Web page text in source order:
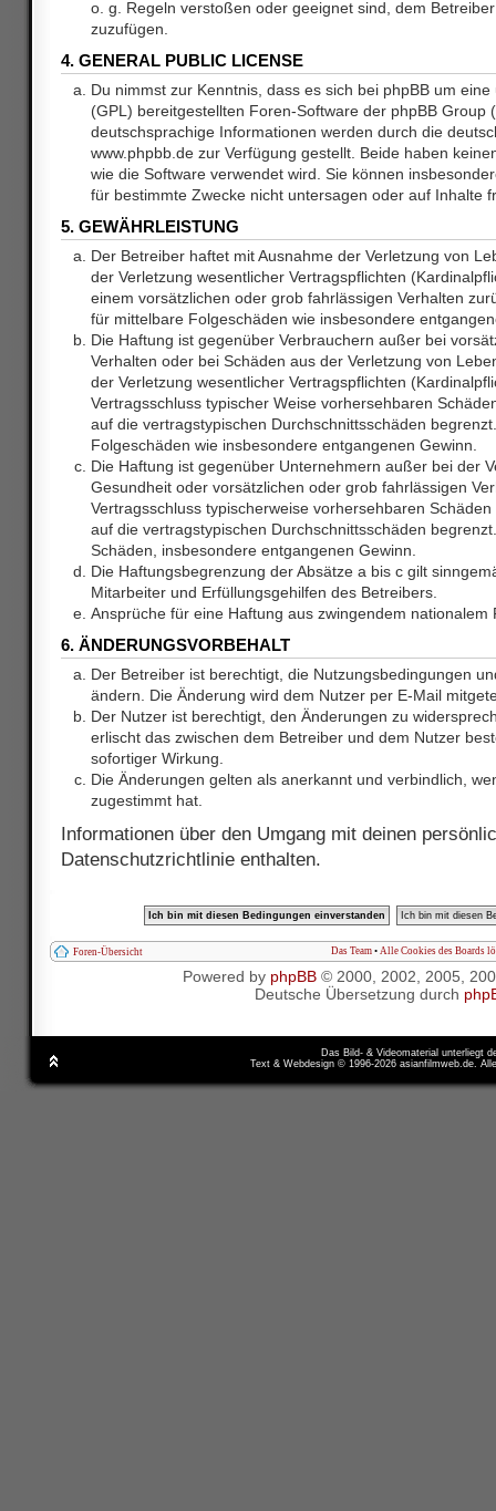
o. g. Regeln verstoßen oder geeignet sind, dem
zuzufügen.
4. GENERAL PUBLIC LICENSE
Du nimmst zur Kenntnis, dass es sich bei phpBB um
(GPL) bereitgestellten Foren-Software der phpBB Group
deutschsprachige Informationen werden durch die
www.phpbb.de zur Verfügung gestellt. Beide haben
wie die Software verwendet wird. Sie können
für bestimmte Zwecke nicht untersagen oder auf Inhalte
5. GEWÄHRLEISTUNG
Der Betreiber haftet mit Ausnahme der Verletzung von
der Verletzung wesentlicher Vertragspflichten
einem vorsätzlichen oder grob fahrlässigen Verhalten
für mittelbare Folgeschäden wie insbesondere
Die Haftung ist gegenüber Verbrauchern außer bei
Verhalten oder bei Schäden aus der Verletzung von
der Verletzung wesentlicher Vertragspflichten
Vertragsschluss typischer Weise vorhersehbaren
auf die vertragstypischen Durchschnittsschäden
Folgeschäden wie insbesondere entgangenen Gewinn.
Die Haftung ist gegenüber Unternehmern außer bei der
Gesundheit oder vorsätzlichen oder grob fahrlässigen
Vertragsschluss typischerweise vorhersehbaren
auf die vertragstypischen Durchschnittsschäden
Schäden, insbesondere entgangenen Gewinn.
Die Haftungsbegrenzung der Absätze a bis c gilt
Mitarbeiter und Erfüllungsgehilfen des Betreibers.
Ansprüche für eine Haftung aus zwingendem nationalem
6. ÄNDERUNGSVORBEHALT
Der Betreiber ist berechtigt, die Nutzungsbedingungen
ändern. Die Änderung wird dem Nutzer per E-Mail
Der Nutzer ist berechtigt, den Änderungen zu
erlischt das zwischen dem Betreiber und dem Nutzer
sofortiger Wirkung.
Die Änderungen gelten als anerkannt und verbindlich,
zugestimmt hat.
Informationen über den Umgang mit deinen
Datenschutzrichtlinie enthalten.
Foren-Übersicht Das Team • Alle Cookies des Boards
Powered by phpBB© 2000, 2002, 2005,
Deutsche Übersetzung durch
Das Bild- & Videomaterial unterliegt
Text & Webdesign © 1996-2026 asianfilmweb.de.